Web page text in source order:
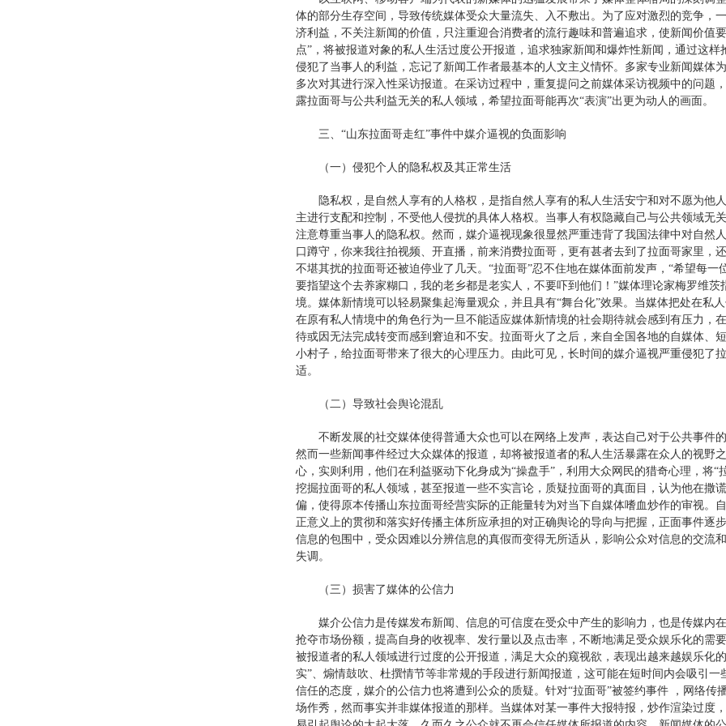
体的部分生存空间，导致传统媒体受众大量流失、入不敷出。为了应对激烈的竞争，
济利益，不关注新闻的价值，只注重迎合消费者的流行趣味和普遍追求，使新闻价值
点”，将被报道对象的私人生活过度公开报道，追求独家新闻和爆炸性新闻，通过这
侵犯了当事人的利益，忘记了新闻工作者最基本的人文主义情怀。多家专业新闻媒体
多次对其进行深入性采访报道。在采访过程中，重复提问之前媒体采访视频中的问题
露拉面哥与公共利益无关的私人领域，希望拉面哥能再次“表演”出更为动人的画面。
三、“山东拉面哥走红”事件中媒介逼视的负面影响
（一）侵犯个人的隐私权及其正常生活
隐私权，是自然人享有的人格权，是指自然人享有的私人生活安宁和对不愿为他
主进行支配和控制，不受他人侵扰的具体人格权。当事人有权隐藏自己与公共领域无
注意尊重当事人的隐私权。然而，媒介逼视现象很显然严重违背了我国法律中对自然
口蹲守，你来我往拍视频、开直播，前来消费拉面哥，更有甚者去到了拉面哥家里，
不堪其扰的拉面哥还被迫停业了几天。“拉面哥”忍不住地在媒体面前发声，“希望每
要指望这个去养家糊口，我的老乡都是老实人，不要吓到他们！”媒体理论家梅罗维
境。媒体新情境可以轻易聚集起海量观众，并且具有“舞台化”效果。当媒体把处在私
在原有私人情境中的角色行为一旦不能适应媒体新情境的社会期待就会感到有压力，
待或因无法完成转变而感到窘迫和不安。拉面哥火了之后，来自全国各地的自媒体、
小村子，给拉面哥带来了很大的心理压力。由此可见，长时间的媒介逼视严重侵犯了
适。
（二）导致社会舆论混乱
不断发展的社交媒体使得普通大众也可以在网络上发声，表达自己对于公共事件
然而一些新闻事件经过大众媒体的报道，却将被报道者的私人生活暴露在众人的视野
心，实则利用，他们在利益驱动下化身成为“操盘手”，利用大众网民的猎奇心理，将
挖掘拉面哥的私人领域，甚至报道一些不实言论，质疑拉面哥的真面目，认为他在撒
偏，使得原本传播山东拉面哥经营实际的正能量转为对当下自媒体嗜血炒作的审视。
正意义上的贯彻和落实好传播主体所应承担的对正确舆论的导向与把握，正面事件逐
信息的包围中，受众因难以分辨信息的真假而变得无所适从，影响公众对信息的交流
失调。
（三）损害了媒体的公信力
媒介公信力是传媒发布新闻、信息的可信度在受众中产生的影响力，也是传媒内
抢夺市场份额，提高自身的收视率、发行量以及点击率，不断地满足受众娱乐化的需
被报道者的私人领域进行过度的公开报道，满足大众的窥视欲，表现出越来越娱乐化
实”、煽情鼓吹、杜撰情节等非常规的手段进行新闻报道，这可能在短时间内会吸引
信任的态度，媒介的公信力也将遭到公众的质疑。针对“拉面哥”被签约事件 ，网络传
场作秀，然而事实并非媒体报道的那样。当媒体对某一事件大报特报，炒作渲染过度